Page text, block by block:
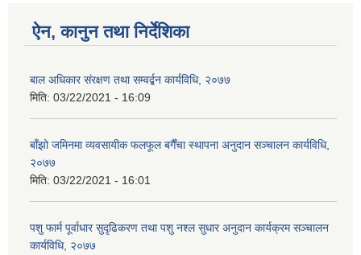
ऐन, कानुन तथा निर्देशिका
बाल अधिकार संरक्षण तथा सम्वर्द्बन कार्यविधि, २०७७
मिति: 03/22/2021 - 16:09
बाँझो जमिनमा व्यवसायीक फलफूल बगैँचा स्थापना अनुदान सञ्चालन कार्यविधि,
२०७७
मिति: 03/22/2021 - 16:01
पशु फार्म पूर्वाधार सुदृढिकरण तथा पशु नश्ल सुधार अनुदान कार्यक्रम सञ्चालन
कार्यविधि, २०७७